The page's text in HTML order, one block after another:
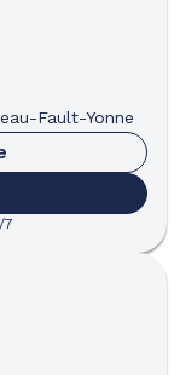
Fault-Yonne
7